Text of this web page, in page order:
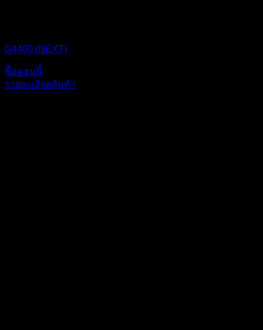
G4400 (NEXT)
ซื้อตอนนี้
รายละเอียดสินค้า